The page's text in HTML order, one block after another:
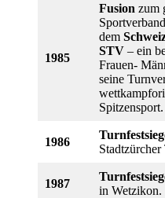
1985
Fusion zum
dem
STV – ein
Frauen-
seine
Spitzensport.
1986
Stadtzürcher
1987
in Wetzikon.